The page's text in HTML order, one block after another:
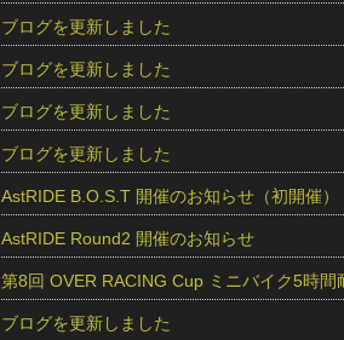
ブログを更新しました
ブログを更新しました
ブログを更新しました
ブログを更新しました
AstRIDE B.O.S.T 開催のお知らせ（初開催）
AstRIDE Round2 開催のお知らせ
第8回 OVER RACING Cup ミニバイク5時
ブログを更新しました